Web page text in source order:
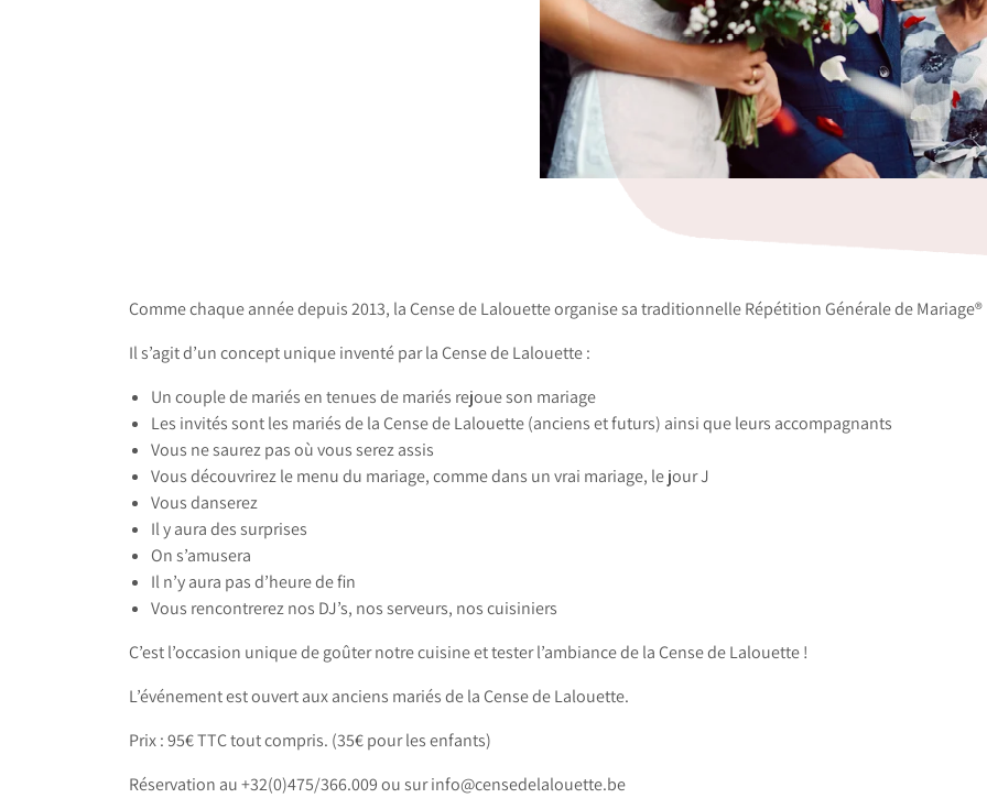
Comme chaque année depuis 2013, la Cense de Lalouette organise sa traditionnelle Répétition Générale de Mariage®
Il s’agit d’un concept unique inventé par la Cense de Lalouette :
Un couple de mariés en tenues de mariés rejoue son mariage
Les invités sont les mariés de la Cense de Lalouette (anciens et futurs) ainsi que leurs accompagnants
Vous ne saurez pas où vous serez assis
Vous découvrirez le menu du mariage, comme dans un vrai mariage, le jour J
Vous danserez
Il y aura des surprises
On s’amusera
Il n’y aura pas d’heure de fin
Vous rencontrerez nos DJ’s, nos serveurs, nos cuisiniers
C’est l’occasion unique de goûter notre cuisine et tester l’ambiance de la Cense de Lalouette !
L’événement est ouvert aux anciens mariés de la Cense de Lalouette.
Prix : 95€ TTC tout compris. (35€ pour les enfants)
Réservation au +32(0)475/366.009 ou surinfo@censedelalouette.be